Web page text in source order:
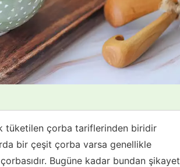
tüketilen çorba tariflerinden biridir
bir çeşit çorba varsa genellikle
Bugüne kadar bundan şikayet